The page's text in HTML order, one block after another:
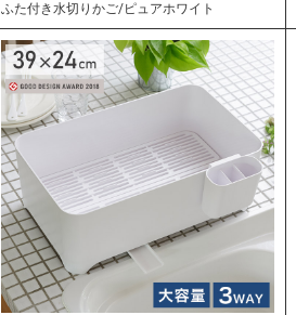
ふた付き水切りかご/ピュアホワイト